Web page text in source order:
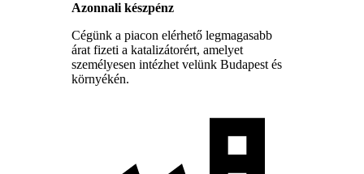
Azonnali készpénz
Cégünk a piacon elérhető legmagasabb
árat fizeti a katalizátorért, amelyet
személyesen intézhet velünk Budapest és
környékén.